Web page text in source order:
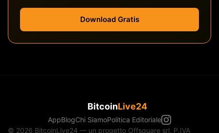
Download Gratis
BitcoinLive24
AppBlogChi SiamoPolitica Editoriale
© 2026 BitcoinLive24 — un progetto Offsquare srl, P.IVA